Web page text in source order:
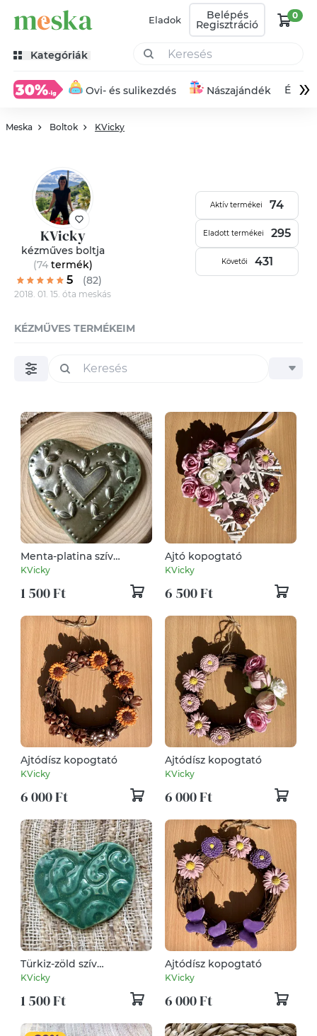
Eladok Belépés
Regisztráció
0
Kategóriák
Ovi- és sulikezdés Nászajándék »
Meska Boltok KVicky
KVicky
kézműves boltja
(74termék)
5 (82)
2018. 01. 15. óta meskás
Aktív termékei 74
Eladott termékei 295
Követői 431
KÉZMŰVES TERMÉKEIM
Menta-platina szív
hűtőmágnes
KVicky
1 500 Ft
Ajtó kopogtató
KVicky
6 500 Ft
Ajtódísz kopogtató
KVicky
6 000 Ft
Ajtódísz kopogtató
KVicky
6 000 Ft
Türkiz-zöld szív
hűtőmagnes
KVicky
1 500 Ft
Ajtódísz kopogtató
KVicky
6 000 Ft